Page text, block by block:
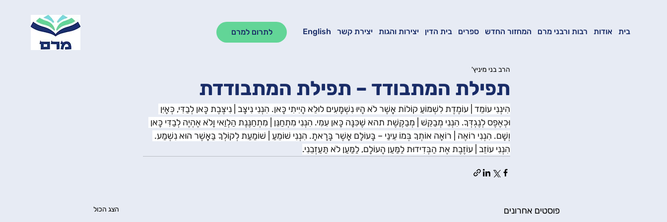
לתרום למרם בית אודות רבות ורבני מרם המחזור החדש ספרים בית הדין יצירות והגות יצירת קשר English
תפילת המתבודד – תפילת המתבודדת
הרב בני מיניץ'
הִינְנִי עוֹמֵד | עוֹמֶדֶת לִשְׁמוֹעַ קוֹלוֹת אֲשֶׁר לֹא הָיוּ נִשְׁמָעִים לוּלֵא הָיִיתִי כָּאן. הִנְנִי נִיצָּב | נִיצֶּבֶת כָּאן לְבַדִּי, כְּאָיִּן
וּכְאֶפֶס לְנֶגְדְּךָ. הִנְנִי מְבַקֵּשׁ | מְבַקֶּשֶׁת תהא שֶׁכִּנָּה כָּאן עִמִּי. הִנְנִי מִתְחַנֵּן | מִתְחַנֶּנֶת הַלְוַאי וָלֹא אֶהְיֶה לְבַדִּי כָּאן
וְשָׁם. הִנְנִי רוֹאֶה | רוֹאָה אוֹתְךָ בְּמוֹ עֵינַי – בָּעוֹלָם אֲשֶׁר בָּרָאתָ. הִנְנִי שׁוֹמֵעַ | שׁוֹמַעַת לְקוֹלְךָ בַּאֲשֶׁר הוּא נִשְׁמַע.
הִנְנִי עוֹזֵב | עוֹזֶבֶת אֶת הַבְּדִידוּת לַמַּעַן הָעוֹלָם, לַמַּעַן לֹא תַּעַזְבֵנִי.
פוסטים אחרונים הצג הכול